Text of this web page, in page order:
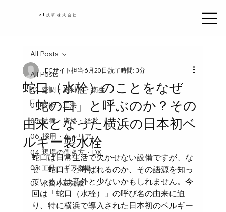
a1技研株式会社
All Posts
02. 空調・給排水・衛生
01. 技術・工法
05. 法律・資格・経営
06. 採用・キャリア
04. 現場の働き方・DX
03. 工具・ギア図鑑
07. 水回り豆知識
All Posts
蛇口（水栓）のことをなぜ
「蛇の口」と呼ぶのか？その
由来となった横浜の日本初ベ
ルギー製水栓
ECサイト担当6月20日 読了時間: 3分
蛇口は日常生活で欠かせない設備ですが、な
ぜ「蛇口」と呼ばれるのか、その語源を知っ
ている人は意外と少ないかもしれません。今
回は「蛇口（水栓）」の呼び名の由来に迫
り、特に横浜で導入された日本初のベルギー